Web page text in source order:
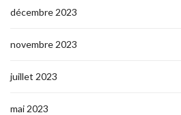
décembre 2023
novembre 2023
juillet 2023
mai 2023